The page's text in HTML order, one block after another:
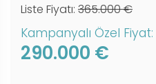
Liste Fiyatı: 365.000 €
Kampanyalı Özel Fiyat:
290.000 €